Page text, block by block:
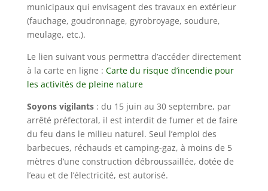
municipaux qui envisagent des travaux en extérieur
(fauchage, goudronnage, gyrobroyage, soudure,
meulage, etc.).
Le lien suivant vous permettra d’accéder directement
à la carte en ligne : Carte du risque d’incendie pour
les activités de pleine nature
Soyons vigilants: du 15 juin au 30 septembre, par
arrêté préfectoral, il est interdit de fumer et de faire
du feu dans le milieu naturel. Seul l’emploi des
barbecues, réchauds et camping-gaz, à moins de 5
mètres d’une construction débroussaillée, dotée de
l’eau et de l’électricité, est autorisé.